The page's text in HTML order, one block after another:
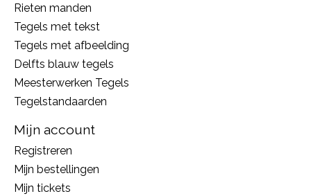
Rieten manden
Tegels met tekst
Tegels met afbeelding
Delfts blauw tegels
Meesterwerken Tegels
Tegelstandaarden
Mijn account
Registreren
Mijn bestellingen
Mijn tickets